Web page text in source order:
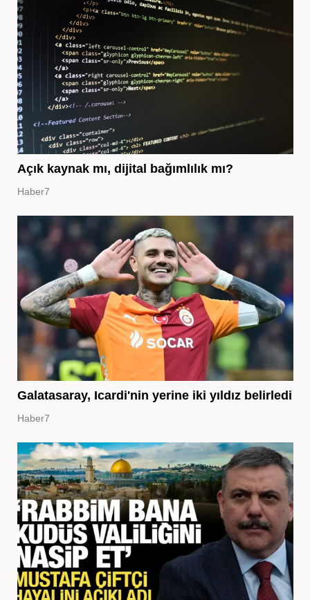
Açık kaynak mı, dijital bağımlılık mı?
Haber7
Galatasaray, Icardi'nin yerine iki yıldız belirledi
Haber7